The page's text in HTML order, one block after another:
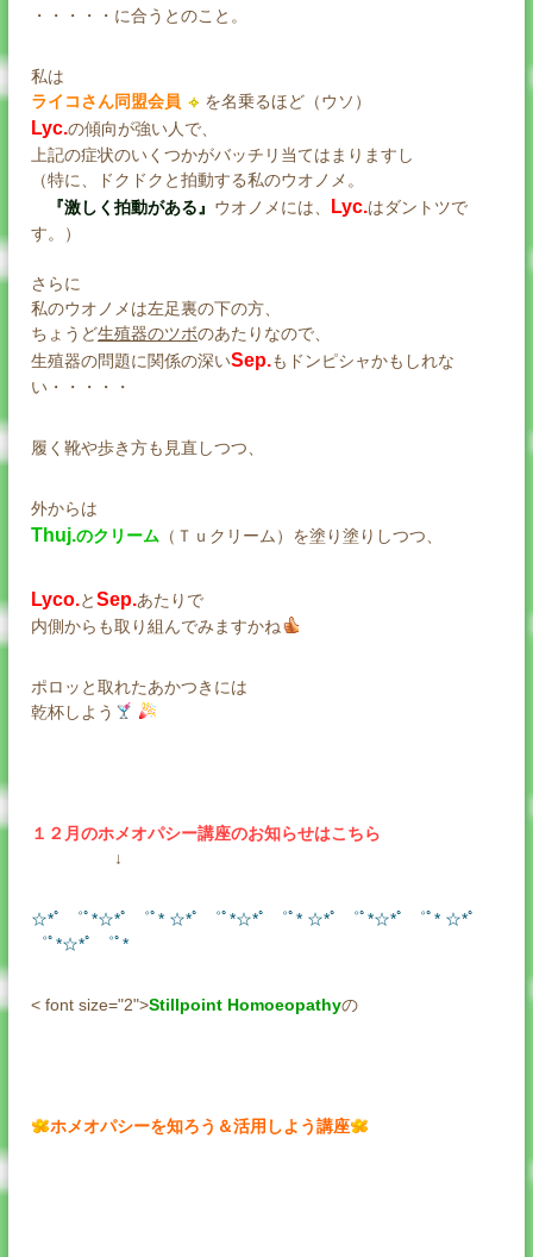
・・・・・に合うとのこと。
私は
ライコさん同盟会員
を名乗るほど（ウソ）
Lyc.の傾向が強い人で、
上記の症状のいくつかがバッチリ当てはまりますし
（特に、ドクドクと拍動する私のウオノメ。
『激しく拍動がある』 ウオノメには、 Lyc.はダントツで
す。）
さらに
私のウオノメは左足裏の下の方、
ちょうど生殖器のツボのあたりなので、
生殖器の問題に関係の深いSep.もドンピシャかもしれな
い・・・・・
履く靴や歩き方も見直しつつ、
外からは
Thuj.のクリーム （Ｔｕクリーム）を塗り塗りしつつ、
Lyco.とSep.あたりで
内側からも取り組んでみますかね
ポロッと取れたあかつきには
乾杯しよう
１２月のホメオパシー講座のお知らせはこちら
↓
☆*ﾟ ゜ﾟ*☆*ﾟ ゜ﾟ* ☆*ﾟ ゜ﾟ*☆*ﾟ ゜ﾟ* ☆*ﾟ ゜ﾟ*☆*ﾟ ゜ﾟ* ☆*ﾟ
゜ﾟ*☆*ﾟ ゜ﾟ*
< font size="2">Stillpoint Homoeopathyの
ホメオパシーを知ろう＆活用しよう講座